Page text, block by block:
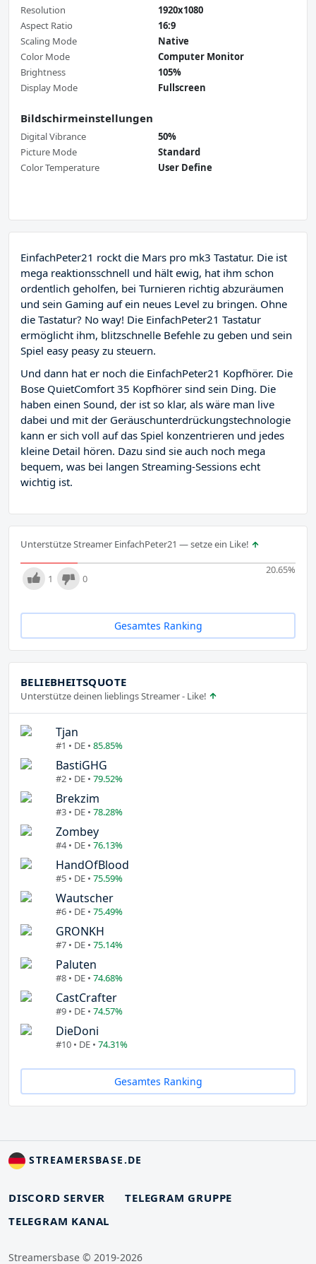
Resolution
1920x1080
Aspect Ratio
16:9
Scaling Mode
Native
Color Mode
Computer Monitor
Brightness
105%
Display Mode
Fullscreen
Bildschirmeinstellungen
Digital Vibrance
50%
Picture Mode
Standard
Color Temperature
User Define
EinfachPeter21 rockt die Mars pro mk3 Tastatur. Die ist
mega reaktionsschnell und hält ewig, hat ihm schon
ordentlich geholfen, bei Turnieren richtig abzuräumen
und sein Gaming auf ein neues Level zu bringen. Ohne
die Tastatur? No way! Die EinfachPeter21 Tastatur
ermöglicht ihm, blitzschnelle Befehle zu geben und sein
Spiel easy peasy zu steuern.
Und dann hat er noch die EinfachPeter21 Kopfhörer. Die
Bose QuietComfort 35 Kopfhörer sind sein Ding. Die
haben einen Sound, der ist so klar, als wäre man live
dabei und mit der Geräuschunterdrückungstechnologie
kann er sich voll auf das Spiel konzentrieren und jedes
kleine Detail hören. Dazu sind sie auch noch mega
bequem, was bei langen Streaming-Sessions echt
wichtig ist.
Unterstütze Streamer EinfachPeter21 — setze ein Like!
20.65%
1 0
Gesamtes Ranking
BELIEBHEITSQUOTE
Unterstütze deinen lieblings Streamer - Like!
Tjan
#1 • DE • 85.85%
BastiGHG
#2 • DE • 79.52%
Brekzim
#3 • DE • 78.28%
Zombey
#4 • DE • 76.13%
HandOfBlood
#5 • DE • 75.59%
Wautscher
#6 • DE • 75.49%
GRONKH
#7 • DE • 75.14%
Paluten
#8 • DE • 74.68%
CastCrafter
#9 • DE • 74.57%
DieDoni
#10 • DE • 74.31%
Gesamtes Ranking
STREAMERSBASE.DE
DISCORD SERVER
TELEGRAM GRUPPE
TELEGRAM KANAL
Streamersbase © 2019-2026